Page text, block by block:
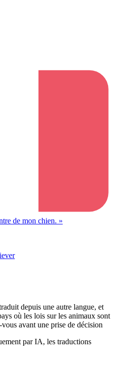
de mon chien. »
depuis une autre langue, et
où les lois sur les animaux sont
avant une prise de décision
par IA, les traductions